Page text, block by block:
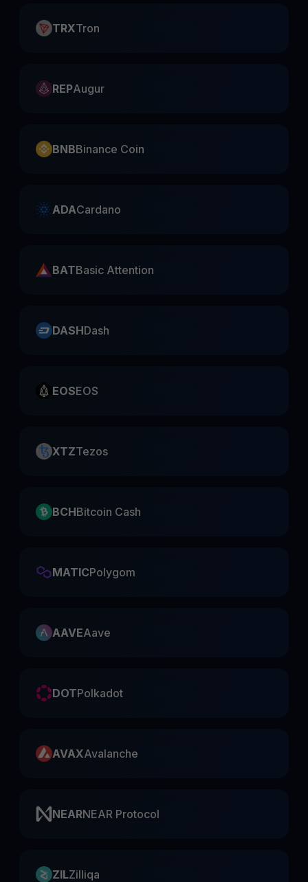
TRXTron
REPAugur
BNBBinance Coin
ADACardano
BATBasic Attention
DASHDash
EOSEOS
XTZTezos
BCHBitcoin Cash
MATICPolygom
AAVEAave
DOTPolkadot
AVAXAvalanche
NEARNEAR Protocol
ZILZilliqa